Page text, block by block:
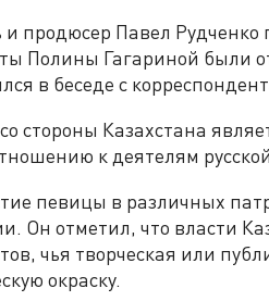
продюсер Павел
Полины Гагариной были
в беседе с
стороны Казахстана
к деятелям
певицы в различных
Он отметил, что власти
чья творческая или
окраску.